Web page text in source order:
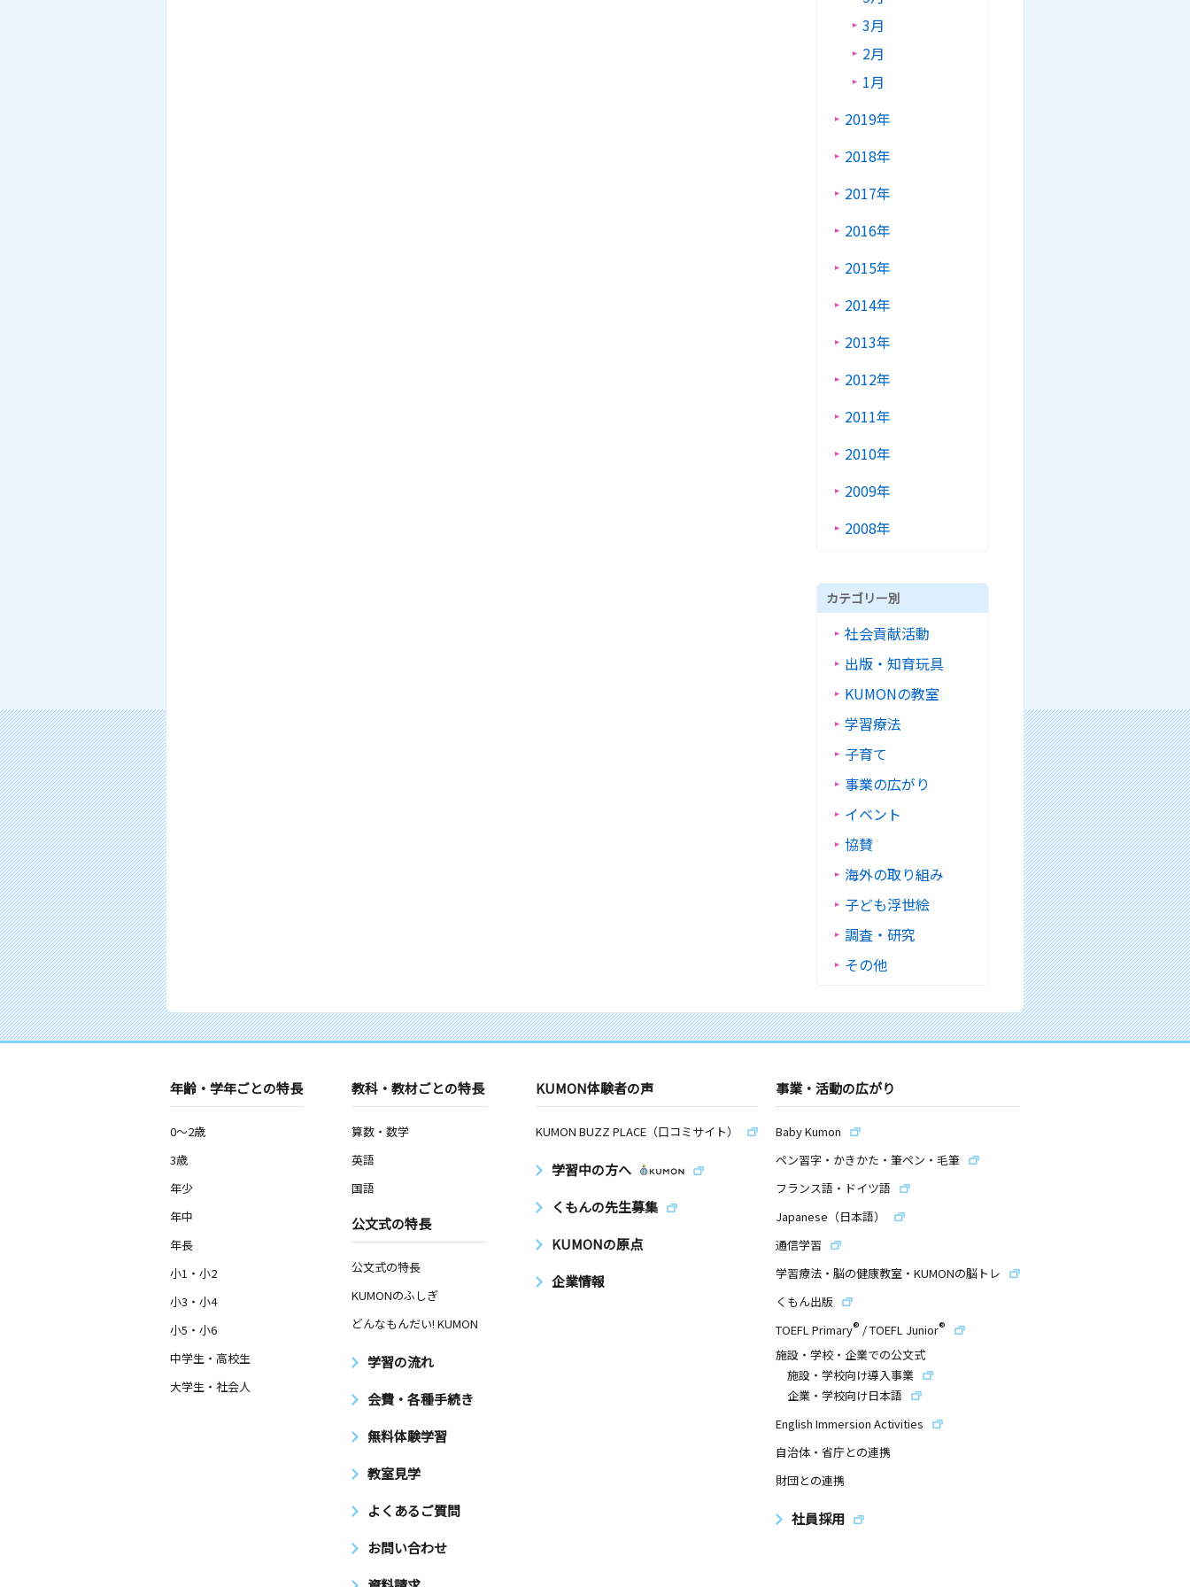
3月
2月
1月
2019年
2018年
2017年
2016年
2015年
2014年
2013年
2012年
2011年
2010年
2009年
2008年
カテゴリー別
社会貢献活動
出版・知育玩具
KUMONの教室
学習療法
子育て
事業の広がり
イベント
協賛
海外の取り組み
子ども浮世絵
調査・研究
その他
年齢・学年ごとの特長
0～2歳
3歳
年少
年中
年長
小1・小2
小3・小4
小5・小6
中学生・高校生
大学生・社会人
教科・教材ごとの特長
算数・数学
英語
国語
公文式の特長
公文式の特長
KUMONのふしぎ
どんなもんだい! KUMON
学習の流れ
会費・各種手続き
無料体験学習
教室見学
よくあるご質問
お問い合わせ
KUMON体験者の声
KUMON BUZZ PLACE（口コミサイト）
学習中の方へ
くもんの先生募集
KUMONの原点
企業情報
事業・活動の広がり
Baby Kumon
ペン習字・かきかた・筆ペン・毛筆
フランス語・ドイツ語
Japanese（日本語）
通信学習
学習療法・脳の健康教室・KUMONの脳トレ
くもん出版
TOEFL Primary® /TOEFL Junior®
施設・学校・企業での公文式
施設・学校向け導入事業
企業・学校向け日本語
English Immersion Activities
自治体・省庁との連携
財団との連携
社員採用